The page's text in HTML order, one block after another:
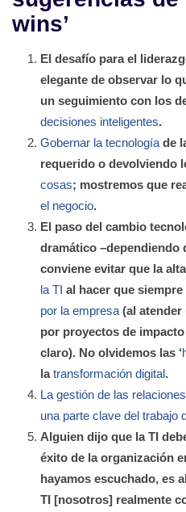
wins’
El desafío para el
elegante de observar lo
un seguimiento con los
decisiones inteligentes.
Gobernar la tecnología de
requerido o devolviendo
cosas; mostremos que
el negocio.
El paso del cambio
dramático –dependiendo
conviene evitar que la
la TI al hacer que
por la empresa (al atender
por proyectos de
claro). No olvidemos las ‘
latransformación digital.
La gestión de las
una parte clave del trabajo
Alguien dijo que la TI
éxito de la organización
hayamos escuchado, es
TI [nosotros] realmente